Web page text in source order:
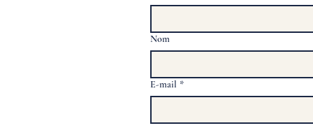
Nom
E-mail *